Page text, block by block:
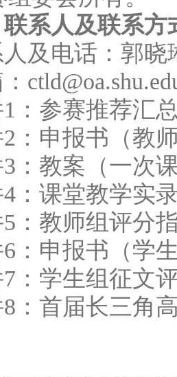
系人及联系方
及电话：郭晓
1：参赛推荐汇
2：申报书（教
3：教案（一次
4：课堂教学实
5：教师组评分
6：申报书（学
7：学生组征文
8：首届长三角